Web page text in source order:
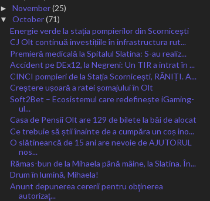
► November(25)
▼ October(71)
Energie verde la stația pompierilor din Scornicești
CJ Olt continuă investițiile în infrastructura rut...
Premieră medicală la Spitalul Slatina: S-au realiz...
Accident pe DEx12, la Negreni: Un TIR a intrat în ...
CINCI pompieri de la Stația Scornicești, RĂNIȚI. A...
Creștere ușoară a ratei șomajului în Olt
Soft2Bet – Ecosistemul care redefinește iGaming-
ul...
Casa de Pensii Olt are 129 de bilete la băi de alocat
Ce trebuie să știi înainte de a cumpăra un coș ino...
O slătineancă de 15 ani are nevoie de AJUTORUL
nos...
Rămas-bun de la Mihaela până mâine, la Slatina. În...
Drum în lumină, Mihaela!
Anunt depunerea cererii pentru obţinerea
autorizaţ...